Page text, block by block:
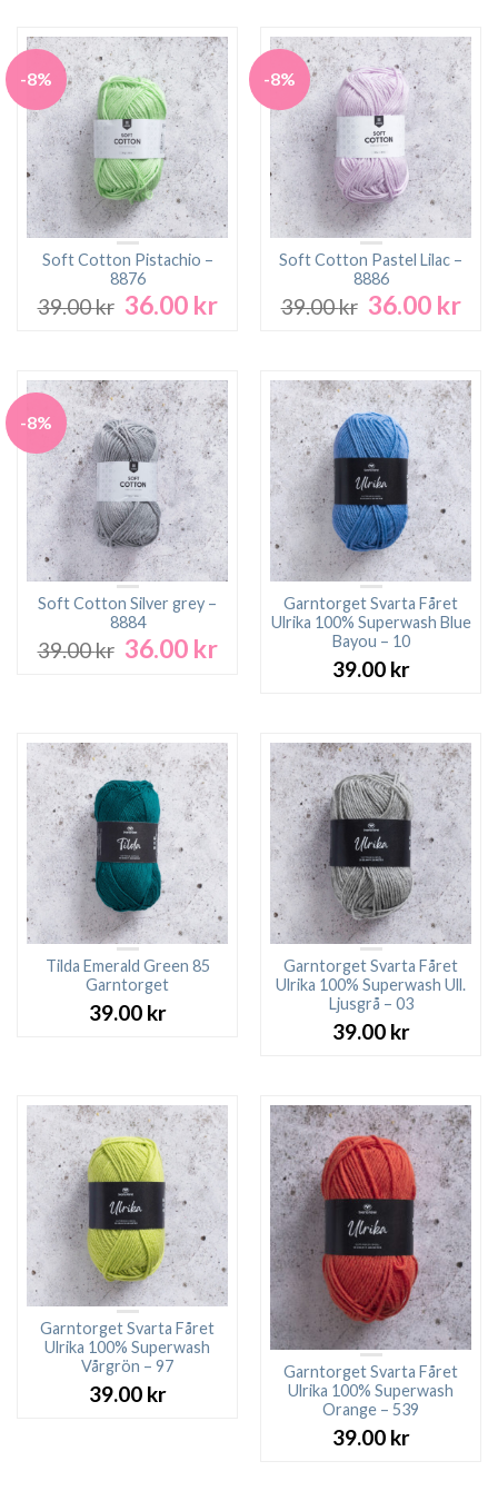
-8%
Soft Cotton Pistachio –
8876
39.00kr Det
39.00 kr.
36.00 krDet
36.00 kr.
-8%
Soft Cotton Pastel Lilac –
8886
39.00kr Det
39.00 kr.
36.00 krDet
-8%
Soft Cotton Silver grey –
8884
39.00kr Det
36.00 krDet
Garntorget Svarta Fåret
Ulrika 100% Superwash Blue
Bayou – 10
39.00 kr
Tilda Emerald Green 85
Garntorget
39.00 kr
Garntorget Svarta Fåret
Ulrika 100% Superwash Ull.
Ljusgrå – 03
39.00 kr
Garntorget Svarta Fåret
Ulrika 100% Superwash
Vårgrön – 97
39.00 kr
Garntorget Svarta Fåret
Ulrika 100% Superwash
Orange – 539
39.00 kr